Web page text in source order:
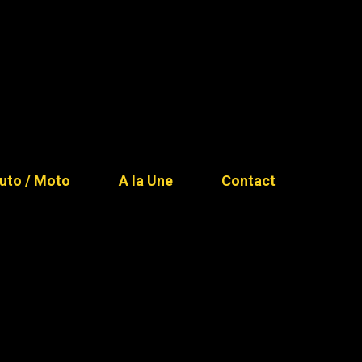
/ Moto A la Une Contact